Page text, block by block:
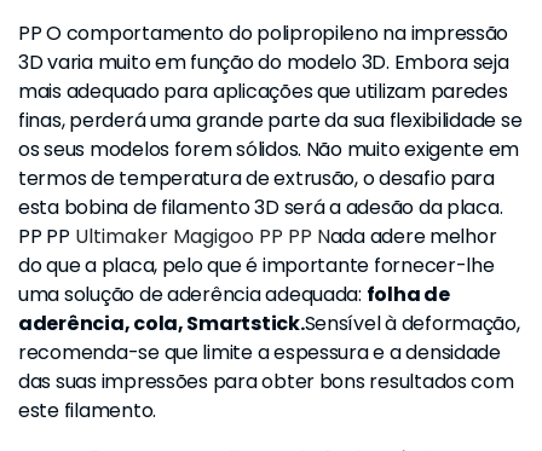
PP O comportamento do polipropileno na impressão
3D varia muito em função do modelo 3D. Embora seja
mais adequado para aplicações que utilizam paredes
finas, perderá uma grande parte da sua flexibilidade se
os seus modelos forem sólidos. Não muito exigente em
termos de temperatura de extrusão, o desafio para
esta bobina de filamento 3D será a adesão da placa.
PP PP Ultimaker Magigoo PP PP Nada adere melhor
do que a placa, pelo que é importante fornecer-lhe
uma solução de aderência adequada: folha de
aderência, cola, Smartstick.Sensível à deformação,
recomenda-se que limite a espessura e a densidade
das suas impressões para obter bons resultados com
este filamento.